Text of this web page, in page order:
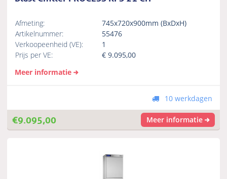
Afmeting:
745x720x900mm (BxDxH)
Artikelnummer:
55476
Verkoopeenheid (VE):
1
Prijs per VE:
€9.095,00
Meer informatie
10 werkdagen
€9.095,00 Meer informatie